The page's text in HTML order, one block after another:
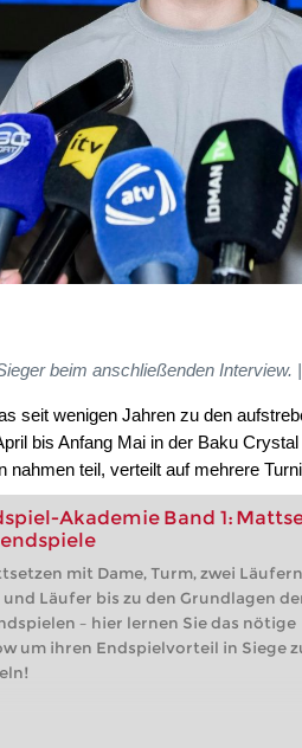
beim anschließenden Interview.
seit wenigen Jahren zu den
bis Anfang Mai in der Baku
nahmen teil, verteilt auf mehrere
Akademie Band 1:
mit Dame, Turm, zwei
Läufer bis zu den Grundlagen
– hier lernen Sie das nötige
um ihren Endspielvorteil in Siege